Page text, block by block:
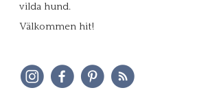
vilda hund.
Välkommen hit!